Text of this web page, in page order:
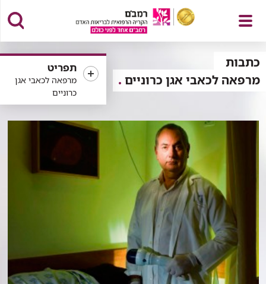
פתח
תפריט
תפריט
מרפאה לכאבי אגן
כרוניים
כתבות
מרפאה לכאבי אגן כרוניים